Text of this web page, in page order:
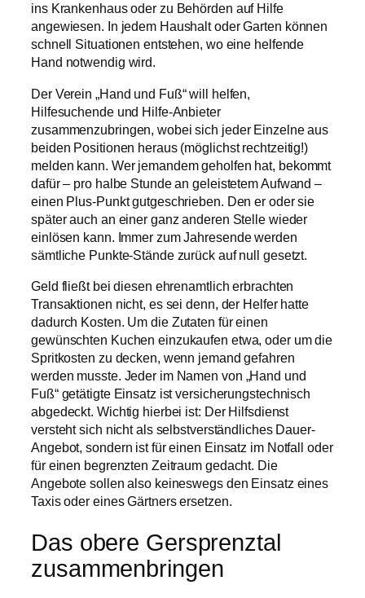
ins Krankenhaus oder zu Behörden auf Hilfe
angewiesen. In jedem Haushalt oder Garten können
schnell Situationen entstehen, wo eine helfende
Hand notwendig wird.
Der Verein „Hand und Fuß“ will helfen,
Hilfesuchende und Hilfe-Anbieter
zusammenzubringen, wobei sich jeder Einzelne aus
beiden Positionen heraus (möglichst rechtzeitig!)
melden kann. Wer jemandem geholfen hat, bekommt
dafür – pro halbe Stunde an geleistetem Aufwand –
einen Plus-Punkt gutgeschrieben. Den er oder sie
später auch an einer ganz anderen Stelle wieder
einlösen kann. Immer zum Jahresende werden
sämtliche Punkte-Stände zurück auf null gesetzt.
Geld fließt bei diesen ehrenamtlich erbrachten
Transaktionen nicht, es sei denn, der Helfer hatte
dadurch Kosten. Um die Zutaten für einen
gewünschten Kuchen einzukaufen etwa, oder um die
Spritkosten zu decken, wenn jemand gefahren
werden musste. Jeder im Namen von „Hand und
Fuß“ getätigte Einsatz ist versicherungstechnisch
abgedeckt. Wichtig hierbei ist: Der Hilfsdienst
versteht sich nicht als selbstverständliches Dauer-
Angebot, sondern ist für einen Einsatz im Notfall oder
für einen begrenzten Zeitraum gedacht. Die
Angebote sollen also keineswegs den Einsatz eines
Taxis oder eines Gärtners ersetzen.
Das obere Gersprenztal
zusammenbringen